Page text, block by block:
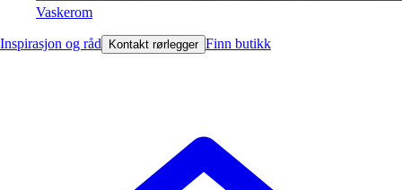
Vaskerom
Inspirasjon og råd Kontakt rørlegger Finn butikk